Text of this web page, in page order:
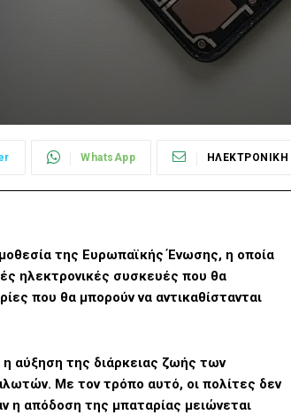
WhatsApp
της Ευρωπαϊκής Ένωσης, η οποία
ηλεκτρονικές συσκευές που θα
που θα μπορούν να αντικαθίστανται
αύξηση της διάρκειας ζωής των
Με τον τρόπο αυτό, οι πολίτες δεν
η απόδοση της μπαταρίας μειώνεται